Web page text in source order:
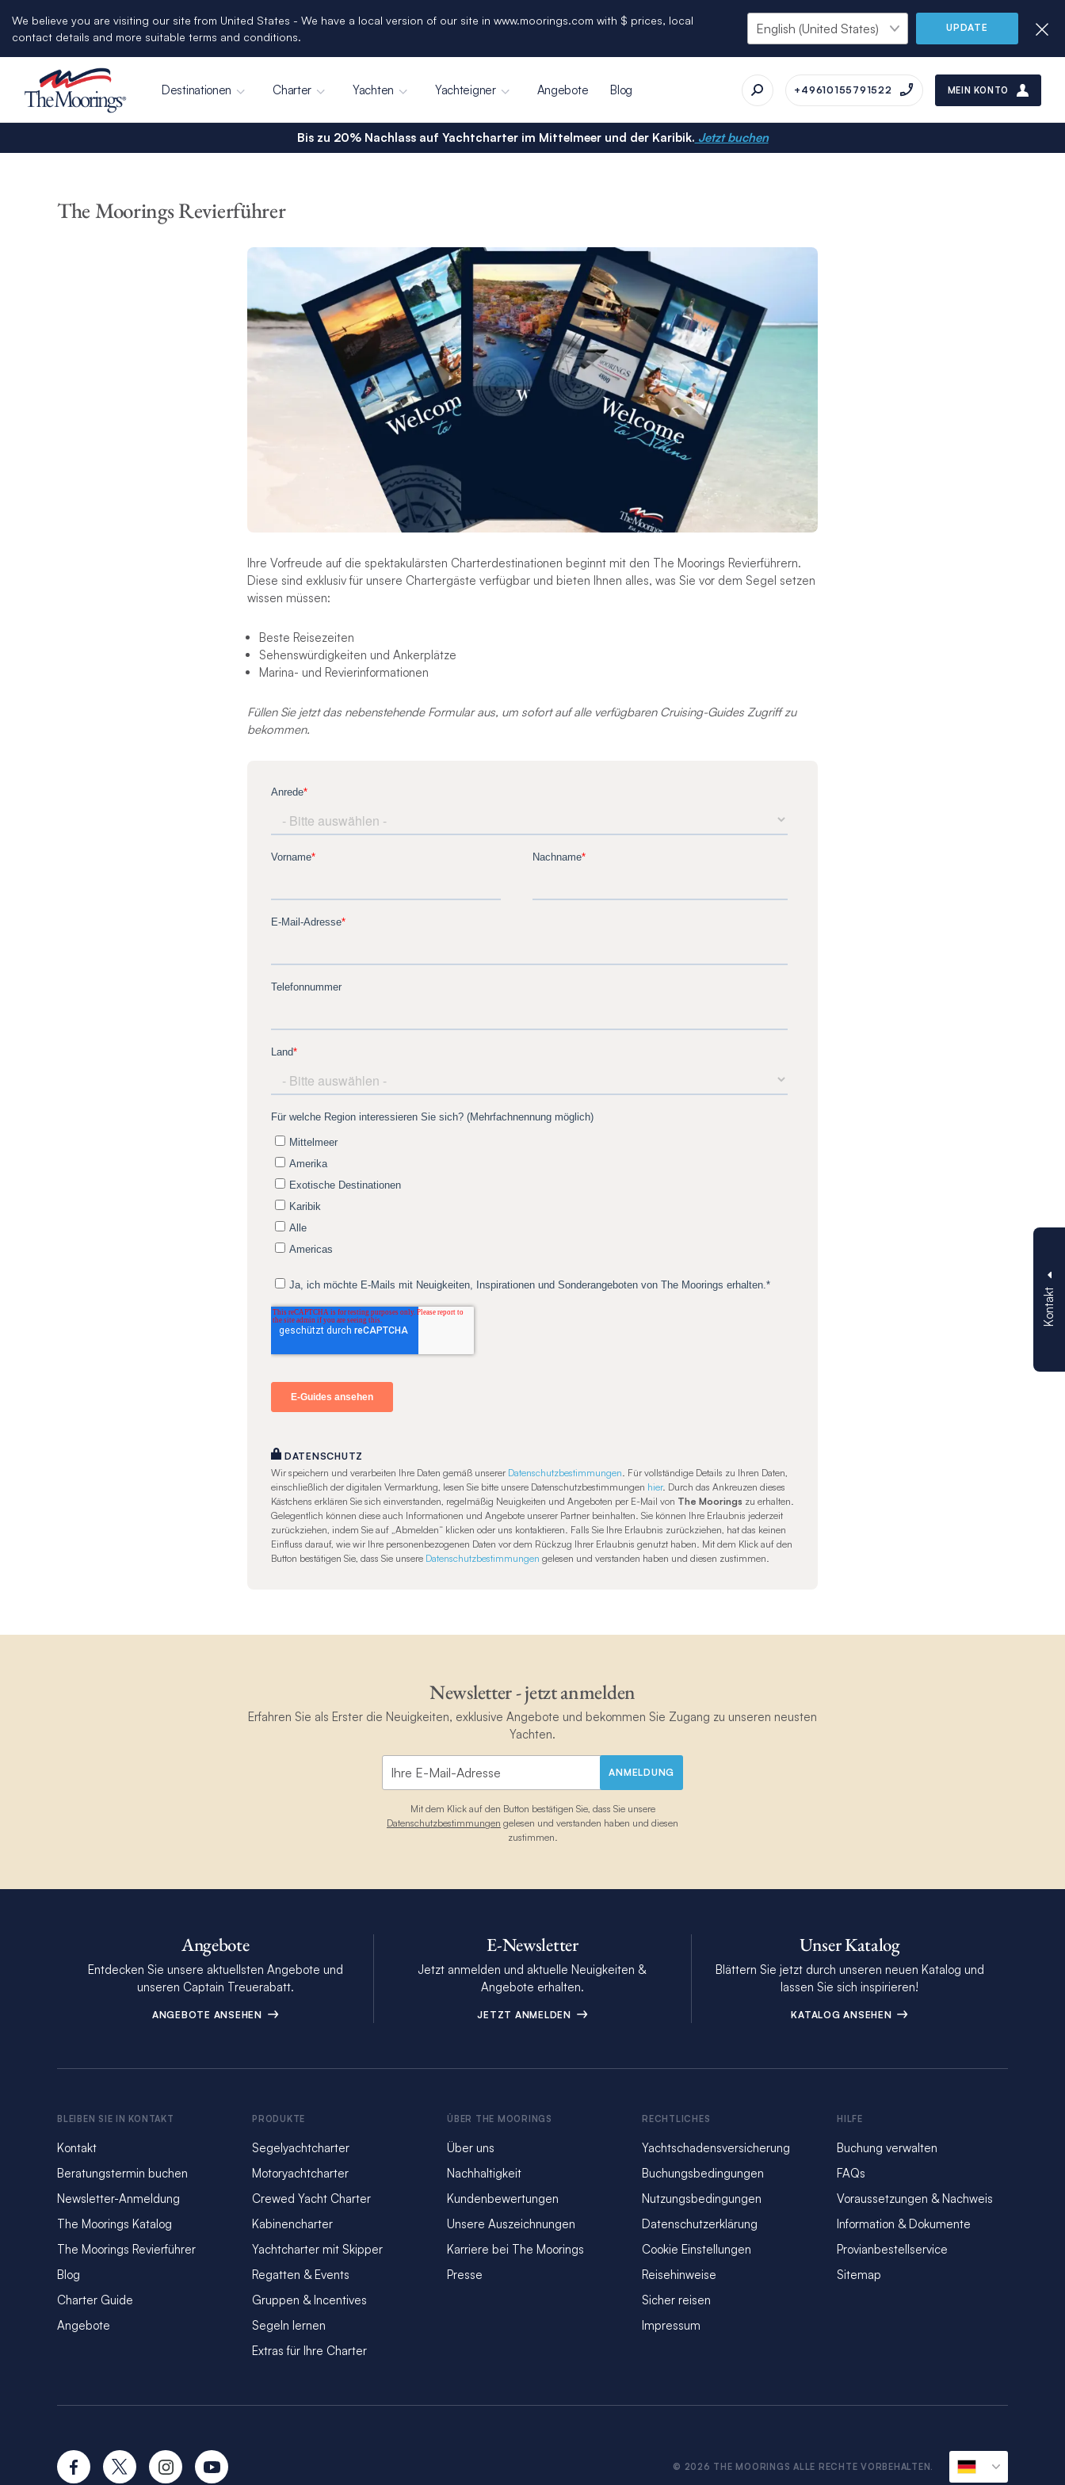
We believe you are visiting our site from United States - We have a local version of our site in www.moorings.com with $ prices, local
contact details and more suitable terms and conditions.
UPDATE
Destinationen Charter Yachten Yachteigner Angebote Blog +49610155791522 MEIN KONTO
Kontakt
Bis zu 20% Nachlass auf Yachtcharter im Mittelmeer und der Karibik. Jetzt buchen
The Moorings Revierführer
Ihre Vorfreude auf die spektakulärsten Charterdestinationen beginnt mit den The Moorings Revierführern.
Diese sind exklusiv für unsere Chartergäste verfügbar und bieten Ihnen alles, was Sie vor dem Segel setzen
wissen müssen:
Beste Reisezeiten
Sehenswürdigkeiten und Ankerplätze
Marina- und Revierinformationen
Füllen Sie jetzt das nebenstehende Formular aus, um sofort auf alle verfügbaren Cruising-Guides Zugriff zu
bekommen.
DATENSCHUTZ
Wir speichern und verarbeiten Ihre Daten gemäß unserer Datenschutzbestimmungen. Für vollständige Details zu Ihren Daten,
einschließlich der digitalen Vermarktung, lesen Sie bitte unsere Datenschutzbestimmungen hier. Durch das Ankreuzen dieses
Kästchens erklären Sie sich einverstanden, regelmäßig Neuigkeiten und Angeboten per E-Mail von The Moorings zu erhalten.
Gelegentlich können diese auch Informationen und Angebote unserer Partner beinhalten. Sie können Ihre Erlaubnis jederzeit
zurückziehen, indem Sie auf „Abmelden“ klicken oder uns kontaktieren. Falls Sie Ihre Erlaubnis zurückziehen, hat das keinen
Einfluss darauf, wie wir Ihre personenbezogenen Daten vor dem Rückzug Ihrer Erlaubnis genutzt haben. Mit dem Klick auf den
Button bestätigen Sie, dass Sie unsere Datenschutzbestimmungen gelesen und verstanden haben und diesen zustimmen.
Newsletter - jetzt anmelden
Erfahren Sie als Erster die Neuigkeiten, exklusive Angebote und bekommen Sie Zugang zu unseren neusten
Yachten.
ANMELDUNG
Mit dem Klick auf den Button bestätigen Sie, dass Sie unsere
Datenschutzbestimmungen gelesen und verstanden haben und diesen
zustimmen.
Angebote
Entdecken Sie unsere aktuellsten Angebote und
unseren Captain Treuerabatt.
ANGEBOTE ANSEHEN
E-Newsletter
Jetzt anmelden und aktuelle Neuigkeiten &
Angebote erhalten.
JETZT ANMELDEN
Unser Katalog
Blättern Sie jetzt durch unseren neuen Katalog und
lassen Sie sich inspirieren!
KATALOG ANSEHEN
BLEIBEN SIE IN KONTAKT
Kontakt
Beratungstermin buchen
Newsletter-Anmeldung
The Moorings Katalog
The Moorings Revierführer
Blog
Charter Guide
Angebote
PRODUKTE
Segelyachtcharter
Motoryachtcharter
Crewed Yacht Charter
Kabinencharter
Yachtcharter mit Skipper
Regatten & Events
Gruppen & Incentives
Segeln lernen
Extras für Ihre Charter
ÜBER THE MOORINGS
Über uns
Nachhaltigkeit
Kundenbewertungen
Unsere Auszeichnungen
Karriere bei The Moorings
Presse
RECHTLICHES
Yachtschadensversicherung
Buchungsbedingungen
Nutzungsbedingungen
Datenschutzerklärung
Cookie Einstellungen
Reisehinweise
Sicher reisen
Impressum
HILFE
Buchung verwalten
FAQs
Voraussetzungen & Nachweis
Information & Dokumente
Provianbestellservice
Sitemap
© 2026 THE MOORINGS ALLE RECHTE VORBEHALTEN.